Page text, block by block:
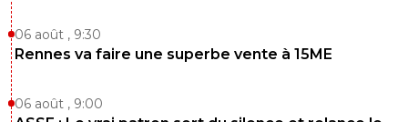
06 août , 9:30
Rennes va faire une superbe vente à 15ME
06 août , 9:00